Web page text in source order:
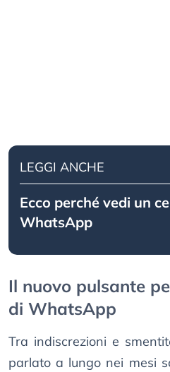
LEGGI ANCHE
Ecco perché vedi un
WhatsApp
Il nuovo pulsante
di WhatsApp
Tra indiscrezioni e
parlato a lungo nei mesi